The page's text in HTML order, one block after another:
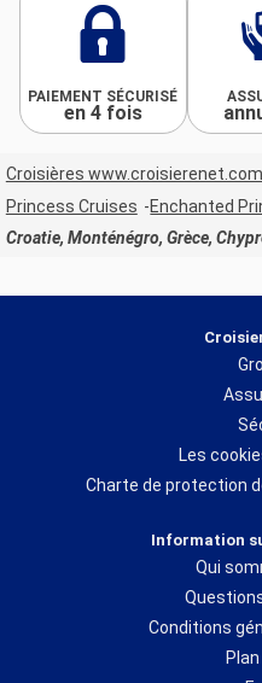
PAIEMENT SÉCURISÉ
en 4 fois
Croisières www.croisierenet.com
Princess Cruises
Enchanted
Croatie, Monténégro, Grèce,
Les
Charte de protection
Information
Qui
Conditions